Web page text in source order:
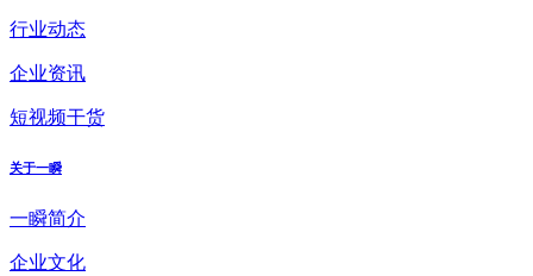
行业动态
企业资讯
短视频干货
关于一瞬
一瞬简介
企业文化